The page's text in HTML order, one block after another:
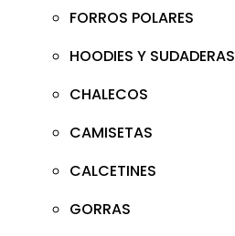
FORROS POLARES
HOODIES Y SUDADERAS
CHALECOS
CAMISETAS
CALCETINES
GORRAS